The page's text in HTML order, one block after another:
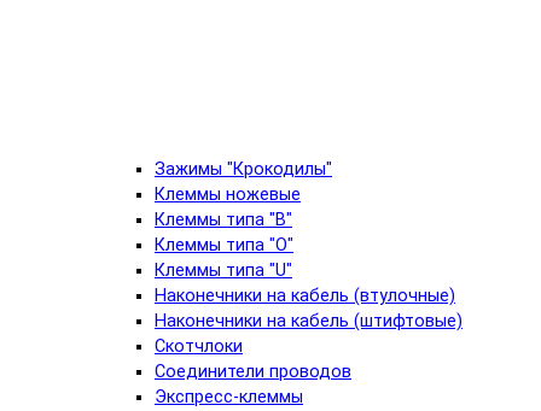
Зажимы "Крокодилы"
Клеммы ножевые
Клеммы типа "B"
Клеммы типа "O"
Клеммы типа "U"
Наконечники на кабель (втулочные)
Наконечники на кабель (штифтовые)
Скотчлоки
Соединители проводов
Экспресс-клеммы